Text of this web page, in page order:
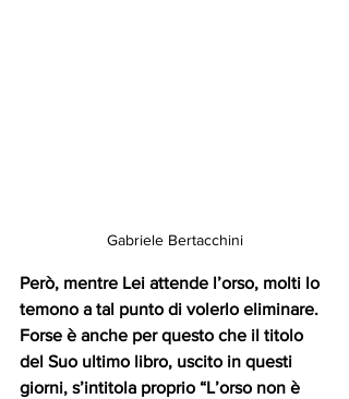
Gabriele Bertacchini
Però, mentre Lei attende l’orso, molti lo
temono a tal punto di volerlo eliminare.
Forse è anche per questo che il titolo
del Suo ultimo libro, uscito in questi
giorni, s’intitola proprio “L’orso non è